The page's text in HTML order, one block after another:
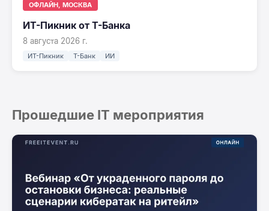
ОФЛАЙН, МОСКВА
ИТ-Пикник от Т-Банка
8 августа 2026 г.
ИТ-Пикник Т-Банк ИИ
Прошедшие IT мероприятия